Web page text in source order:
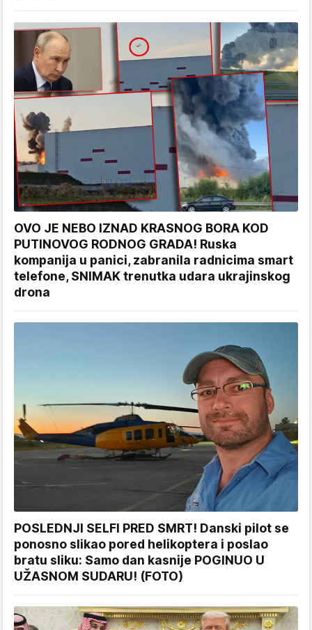
OVO JE NEBO IZNAD KRASNOG BORA KOD
PUTINOVOG RODNOG GRADA! Ruska
kompanija u panici, zabranila radnicima smart
telefone, SNIMAK trenutka udara ukrajinskog
drona
POSLEDNJI SELFI PRED SMRT! Danski pilot se
ponosno slikao pored helikoptera i poslao
bratu sliku: Samo dan kasnije POGINUO U
UŽASNOM SUDARU! (FOTO)